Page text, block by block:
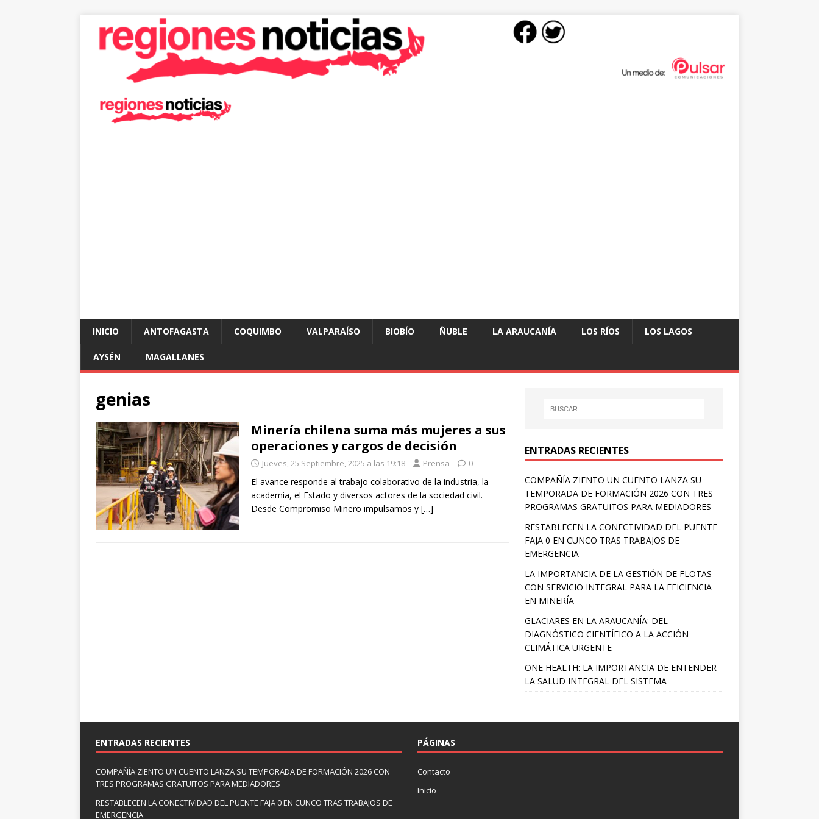
INICIO ANTOFAGASTA COQUIMBO VALPARAÍSO BIOBÍO ÑUBLE LA ARAUCANÍA LOS RÍOS LOS LAGOS
AYSÉN MAGALLANES
genias
Minería chilena suma más mujeres a sus
operaciones y cargos de decisión
Jueves, 25 Septiembre, 2025 a las 19:18 Prensa 0
El avance responde al trabajo colaborativo de la industria, la
academia, el Estado y diversos actores de la sociedad civil.
Desde Compromiso Minero impulsamos y […]
ENTRADAS RECIENTES
COMPAÑÍA ZIENTO UN CUENTO LANZA SU
TEMPORADA DE FORMACIÓN 2026 CON TRES
PROGRAMAS GRATUITOS PARA MEDIADORES
RESTABLECEN LA CONECTIVIDAD DEL PUENTE
FAJA 0 EN CUNCO TRAS TRABAJOS DE
EMERGENCIA
LA IMPORTANCIA DE LA GESTIÓN DE FLOTAS
CON SERVICIO INTEGRAL PARA LA EFICIENCIA
EN MINERÍA
GLACIARES EN LA ARAUCANÍA: DEL
DIAGNÓSTICO CIENTÍFICO A LA ACCIÓN
CLIMÁTICA URGENTE
ONE HEALTH: LA IMPORTANCIA DE ENTENDER
LA SALUD INTEGRAL DEL SISTEMA
ENTRADAS RECIENTES
COMPAÑÍA ZIENTO UN CUENTO LANZA SU TEMPORADA DE FORMACIÓN 2026 CON
TRES PROGRAMAS GRATUITOS PARA MEDIADORES
RESTABLECEN LA CONECTIVIDAD DEL PUENTE FAJA 0 EN CUNCO TRAS TRABAJOS DE
EMERGENCIA
PÁGINAS
Contacto
Inicio